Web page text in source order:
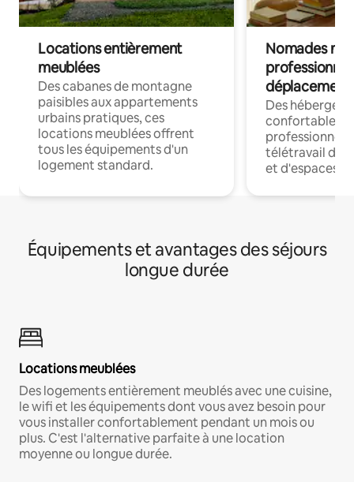
Locations entièrement
meublées
Des cabanes de montagne
paisibles aux appartements
urbains pratiques, ces
locations meublées offrent
tous les équipements d'un
logement standard.
Nomades
déplacement
Des
confortables
professionnels
télétravail
et d'espaces
Équipements et avantages des séjours
longue durée
Locations meublées
Des logements entièrement meublés avec une cuisine,
le wifi et les équipements dont vous avez besoin pour
vous installer confortablement pendant un mois ou
plus. C'est l'alternative parfaite à une location
moyenne ou longue durée.